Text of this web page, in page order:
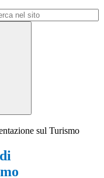
sul Turismo